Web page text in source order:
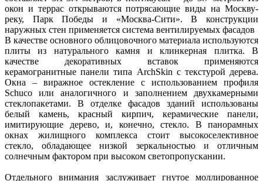
окон и террас открываются потрясающие виды на Москву-
реку, Парк Победы и «Москва-Сити». В конструкции
наружных стен применяется система вентилируемых фасадов
В качестве основного облицовочного материала используются
плиты из натурального камня и клинкерная плитка. В
качестве декоративных вставок применяются
керамогранитные панели типа ArchSkin с текстурой дерева.
Окна – виражное остекление с использованием профиля
Schuco или аналогичного и заполнением двухкамерными
стеклопакетами. В отделке фасадов зданий использованы
белый камень, красный кирпич, керамические панели,
имитирующие дерево, и, конечно, стекло. В панорамных
окнах жилищного комплекса стоит высокоселективное
стекло, обладающее низкой зеркальностью и отличным
солнечным фактором при высоком светопропускании.
Отдельного внимания заслуживает гнутое моллированное